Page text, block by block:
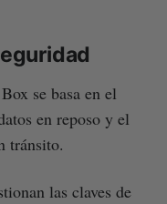
se basa en el
en reposo y el
tránsito.
las claves de